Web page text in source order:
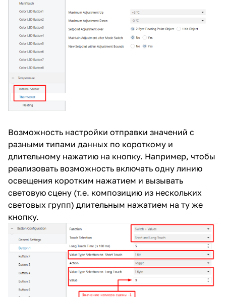
Возможность настройки отправки значений с
разными типами данных по короткому и
длительному нажатию на кнопку. Например, чтобы
реализовать возможность включать одну линию
освещения коротким нажатием и вызывать
световую сцену (т.е. композицию из нескольких
световых групп) длительным нажатием на ту же
кнопку.